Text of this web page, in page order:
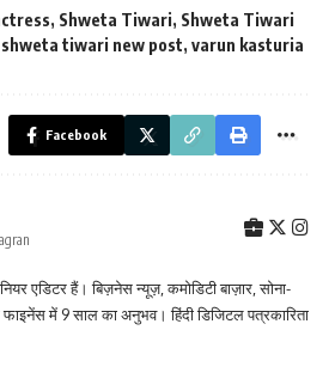
, Shweta Tiwari, Shweta Tiwari
shweta tiwari new post, varun kasturia
Facebook
एडिटर हैं। बिज़नेस न्यूज़, कमोडिटी बाज़ार, सोना-
में 9 साल का अनुभव। हिंदी डिजिटल पत्रकारिता